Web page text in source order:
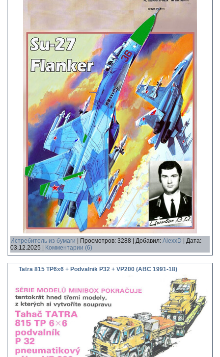
Истребитель из бумаги Просмотров: 3288 Добавил: AlexxD
Дата:
03.12.2025
Комментарии (6)
Tatra 815 TP6x6 + Podvalnik P32 + VP200 (ABC 1991-18)